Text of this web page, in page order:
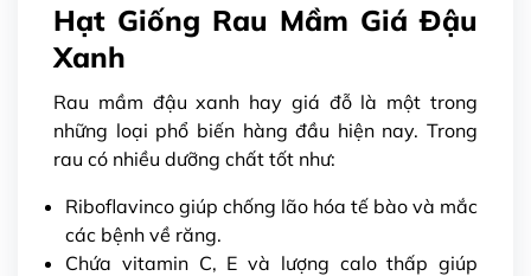
Hạt Giống Rau Mầm Giá Đậu
Xanh
Rau mầm đậu xanh hay giá đỗ là một trong
những loại phổ biến hàng đầu hiện nay. Trong
rau có nhiều dưỡng chất tốt như:
Riboflavinco giúp chống lão hóa tế bào và mắc
các bệnh về răng.
Chứa vitamin C, E và lượng calo thấp giúp